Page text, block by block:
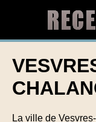
La ville de